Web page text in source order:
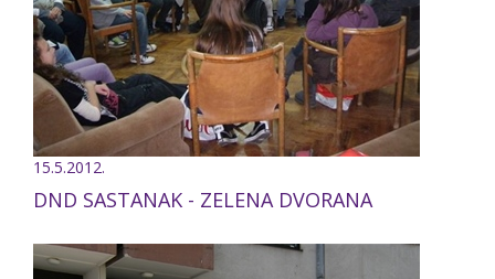
15.5.2012.
DND SASTANAK - ZELENA DVORANA